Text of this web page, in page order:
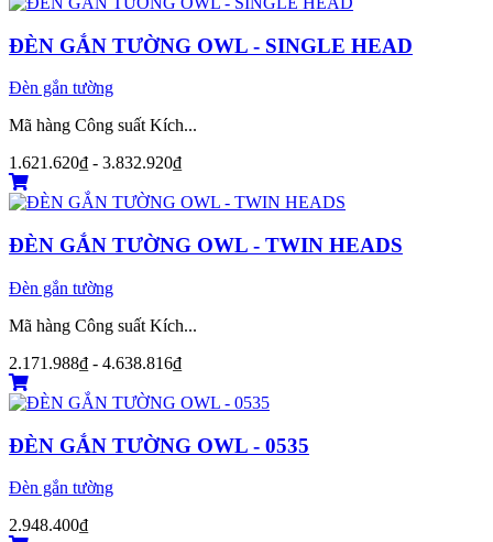
ĐÈN GẮN TƯỜNG OWL - SINGLE HEAD
Đèn gắn tường
Mã hàng Công suất Kích...
1.621.620₫ - 3.832.920₫
ĐÈN GẮN TƯỜNG OWL - TWIN HEADS
Đèn gắn tường
Mã hàng Công suất Kích...
2.171.988₫ - 4.638.816₫
ĐÈN GẮN TƯỜNG OWL - 0535
Đèn gắn tường
2.948.400₫